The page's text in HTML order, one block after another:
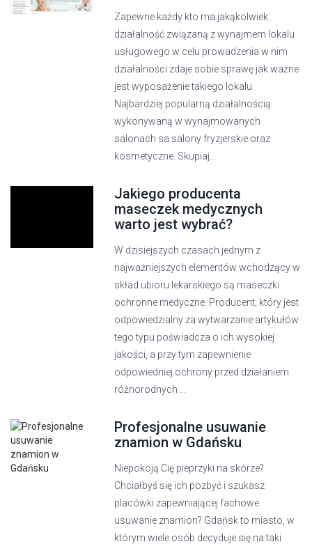
Zapewne każdy kto ma jakąkolwiek
działalność związaną z wynajmem lokalu
usługowego w celu prowadzenia w nim
działalności zdaje sobie sprawę jak ważne
jest wyposażenie takiego lokalu.
Najbardziej popularną działalnością
wykonywaną w wynajmowanych
salonach sa salony fryzjerskie oraz
kosmetyczne. Skupiaj...
Jakiego producenta
maseczek medycznych
warto jest wybrać?
W dzisiejszych czasach jednym z
najważniejszych elementów wchodzący w
skład ubioru lekarskiego są maseczki
ochronne medyczne. Producent, który jest
odpowiedzialny za wytwarzanie artykułów
tego typu poświadcza o ich wysokiej
jakości, a przy tym zapewnienie
odpowiedniej ochrony przed działaniem
różnorodnych ...
Profesjonalne usuwanie
znamion w Gdańsku
Niepokoją Cię pieprzyki na skórze?
Chciałbyś się ich pozbyć i szukasz
placówki zapewniającej fachowe
usuwanie znamion? Gdańsk to miasto, w
którym wiele osób decyduje się na taki